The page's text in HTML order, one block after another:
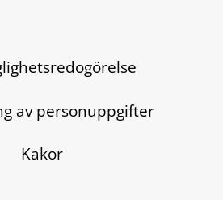
av personuppgifter
Kakor